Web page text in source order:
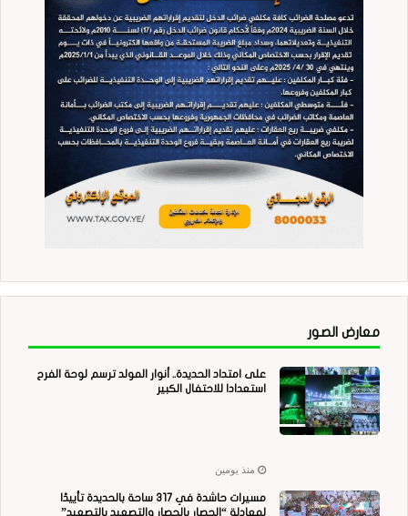
معارض الصور
على امتداد الحديدة.. أنوار المولد ترسم لوحة الفرح
استعدادا للاحتفال الكبير
منذ يومين
مسيرات حاشدة في 317 ساحة بالحديدة تأييدًا
لمعادلة “الحصار بالحصار والتصعيد بالتصعيد”